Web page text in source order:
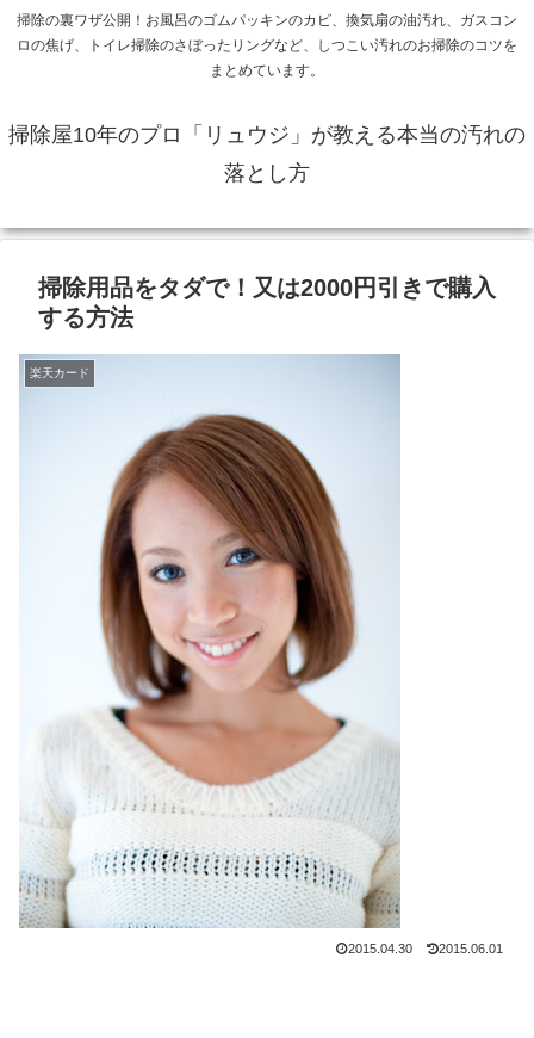
掃除の裏ワザ公開！お風呂のゴムパッキンのカビ、換気扇の油汚れ、ガスコン
ロの焦げ、トイレ掃除のさぼったリングなど、しつこい汚れのお掃除のコツを
まとめています。
掃除屋10年のプロ「リュウジ」が教える本当の汚れの
落とし方
掃除用品をタダで！又は2000円引きで購入
する方法
楽天カード
2015.04.30 2015.06.01